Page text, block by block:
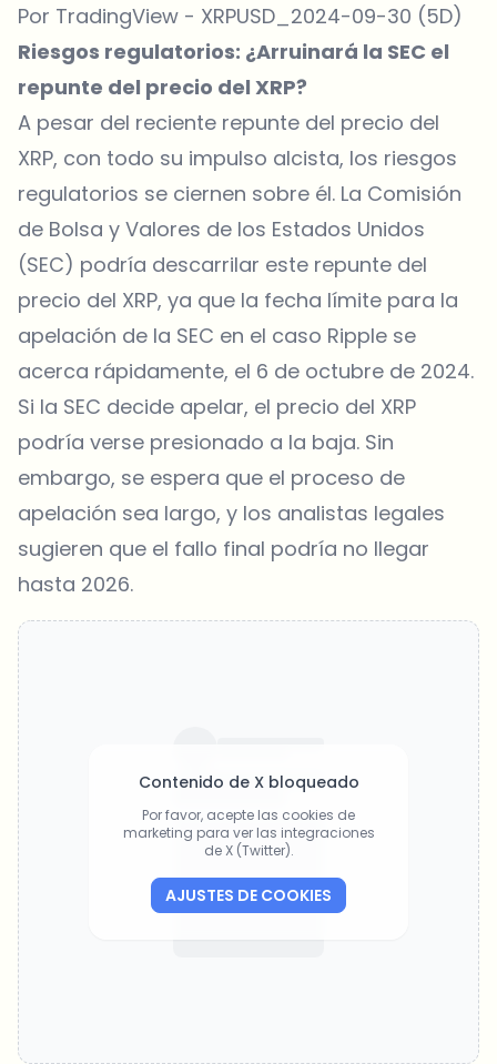
Por TradingView - XRPUSD_2024-09-30 (5D)
Riesgos regulatorios: ¿Arruinará la SEC el
repunte del precio del XRP?
A pesar del reciente repunte del precio del
XRP, con todo su impulso alcista, los riesgos
regulatorios se ciernen sobre él. La Comisión
de Bolsa y Valores de los Estados Unidos
(SEC) podría descarrilar este repunte del
precio del XRP, ya que la fecha límite para la
apelación de la SEC en el caso Ripple se
acerca rápidamente, el 6 de octubre de 2024.
Si la SEC decide apelar, el precio del XRP
podría verse presionado a la baja. Sin
embargo, se espera que el proceso de
apelación sea largo, y los analistas legales
sugieren que el fallo final podría no llegar
hasta 2026.
Contenido de X bloqueado
Por favor, acepte las cookies de
marketing para ver las integraciones
de X (Twitter).
AJUSTES DE COOKIES